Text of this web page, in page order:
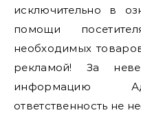
исключительно в
помощи
необходимых
рекламой! За
информацию
ответственность не